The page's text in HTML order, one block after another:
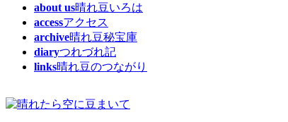
about us晴れ豆いろは
accessアクセス
archive晴れ豆秘宝庫
diaryつれづれ記
links晴れ豆のつながり